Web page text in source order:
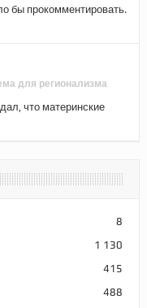
бы прокомментировать.
для регионализма
что материнские
8
1 130
415
488